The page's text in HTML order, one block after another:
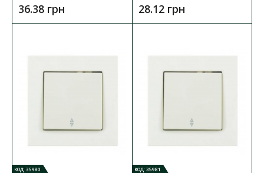
Вимикач Nilson Moda білий 2кл кнопка дзвінка
Вимикач Nilson Moda встановлюється в мережу зі змінною
напругою 220В і номінальним на..
38.26 грн
В порівняння
36.38 грн 28.12 грн
КОД: 35980 КОД: 35981